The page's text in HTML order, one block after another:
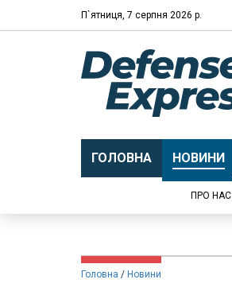
П`ятниця, 7 серпня 2026 р.
ГОЛОВНА НОВИНИ
ПРО НАС
Головна Новини